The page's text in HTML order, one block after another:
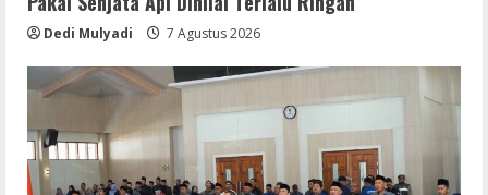
Dedi Mulyadi 7 Agustus 2026